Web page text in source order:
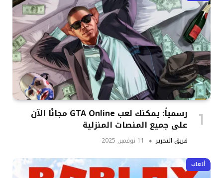
رسمياً: يمكنك لعب GTA Online مجانًا الآن
على جميع المنصات المنزلية
فريق التحرير 11 نوفمبر, 2025
ألعاب